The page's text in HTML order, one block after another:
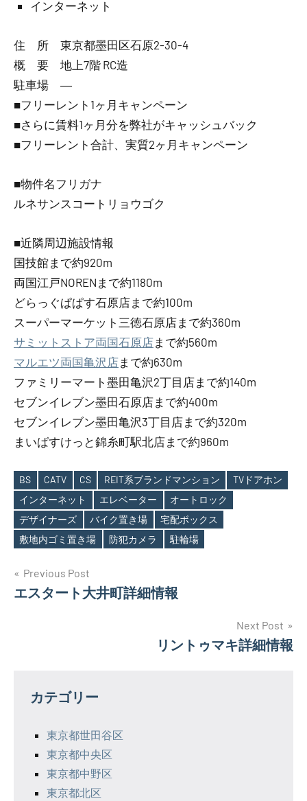
インターネット
住 所 東京都墨田区石原2-30-4
概 要 地上7階 RC造
駐車場 ―
■フリーレント1ヶ月キャンペーン
■さらに賃料1ヶ月分を弊社がキャッシュバック
■フリーレント合計、実質2ヶ月キャンペーン
■物件名フリガナ
ルネサンスコートリョウゴク
■近隣周辺施設情報
国技館まで約920m
両国江戸NORENまで約1180m
どらっぐぱぱす石原店まで約100m
スーパーマーケット三徳石原店まで約360m
サミットストア両国石原店まで約560m
マルエツ両国亀沢店まで約630m
ファミリーマート墨田亀沢2丁目店まで約140m
セブンイレブン墨田石原店まで約400m
セブンイレブン墨田亀沢3丁目店まで約320m
まいばすけっと錦糸町駅北店まで約960m
Tags
BS CATV CS REIT系ブランドマンション
TVドアホン
インターネット
エレベーター
オートロック
デザイナーズ
バイク置き場
宅配ボックス
敷地内ゴミ置き場
防犯カメラ 駐輪場
投
稿
ー
Previous Post
エスタート大井町詳細情報
Next Post
リントゥマキ詳細情報
カテゴリー
東京都世田谷区
東京都中央区
東京都中野区
東京都北区